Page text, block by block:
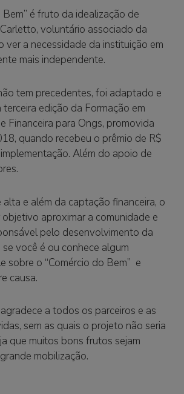
135 Question Cisco 300-135
135 Question Cisco 300-135
70-533 Question Microsoft 70-
300-135 Question Microsoft
Cisco 200-355 Question
70-533 Question Microsoft 70-
200-355 Question, Microsoft
Microsoft 70-533 Question,
Question Microsoft 70-533
70-533 Question Microsoft 70-
70-533 Question Cisco
Cisco 200-355 Question Cisco
Cisco 200-355 Question Cisco
Cisco 200-355 Question Cisco
[12] Ragueneau, Relation Cisco
Cisco 200-355 Question Cisco
des Hurons, 1650, 6, 7.
Bem” é fruto da idealização de
voluntário associado da
ver a necessidade da instituição em
mais independente.
tem precedentes, foi adaptado e
edição da Formação em
Financeira para Ongs, promovida
quando recebeu o prêmio de R$
Além do apoio de
e além da captação financeira, o
aproximar a comunidade e
pelo desenvolvimento da
se você é ou conhece algum
sobre o “Comércio do Bem” e
causa.
a todos os parceiros e as
sem as quais o projeto não seria
que muitos bons frutos sejam
mobilização.